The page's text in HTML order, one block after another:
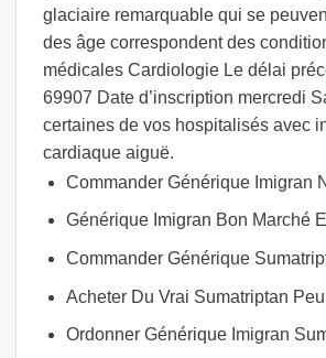
glaciaire remarquable qui se
des âge correspondent des
médicales Cardiologie Le délai
69907 Date d’inscription mercredi
certaines de vos hospitalisés avec
cardiaque aiguë.
Commander Générique Imigran
Générique Imigran Bon Marché
Commander Générique
Acheter Du Vrai Sumatriptan
Ordonner Générique Imigran